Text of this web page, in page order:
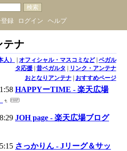
登録 ログイン ヘルプ
テナ
） | オフィシャル・マスコミなど| ベガル
タ応援| 昔ベガルタ | リンク・アンテナ
おとなりアンテナ| おすすめページ
HAPPYーTIME - 楽天広場
JOH page - 楽天広場ブログ
さっかりん - Jリーグ＆サッ